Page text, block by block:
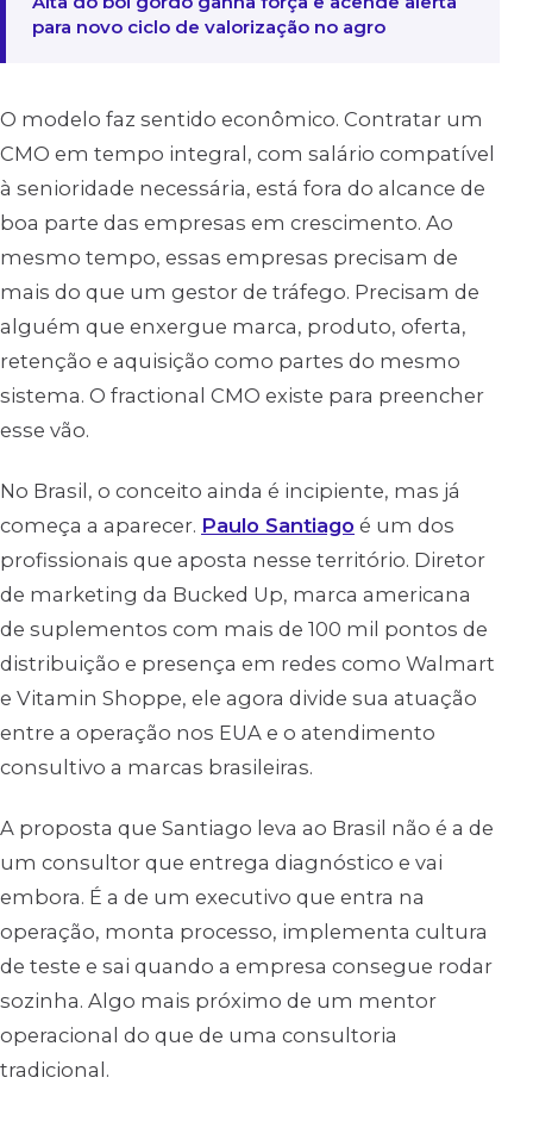
para novo ciclo de valorização no agro
O modelo faz sentido econômico. Contratar um
CMO em tempo integral, com salário compatível
à senioridade necessária, está fora do alcance de
boa parte das empresas em crescimento. Ao
mesmo tempo, essas empresas precisam de
mais do que um gestor de tráfego. Precisam de
alguém que enxergue marca, produto, oferta,
retenção e aquisição como partes do mesmo
sistema. O fractional CMO existe para preencher
esse vão.
No Brasil, o conceito ainda é incipiente, mas já
começa a aparecer. Paulo Santiago é um dos
profissionais que aposta nesse território. Diretor
de marketing da Bucked Up, marca americana
de suplementos com mais de 100 mil pontos de
distribuição e presença em redes como Walmart
e Vitamin Shoppe, ele agora divide sua atuação
entre a operação nos EUA e o atendimento
consultivo a marcas brasileiras.
A proposta que Santiago leva ao Brasil não é a de
um consultor que entrega diagnóstico e vai
embora. É a de um executivo que entra na
operação, monta processo, implementa cultura
de teste e sai quando a empresa consegue rodar
sozinha. Algo mais próximo de um mentor
operacional do que de uma consultoria
tradicional.